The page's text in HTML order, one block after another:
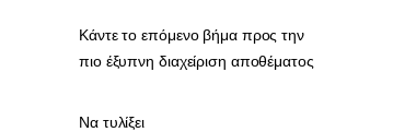
Κάντε το επόμενο βήμα προς την
πιο έξυπνη διαχείριση αποθέματος
Να τυλίξει